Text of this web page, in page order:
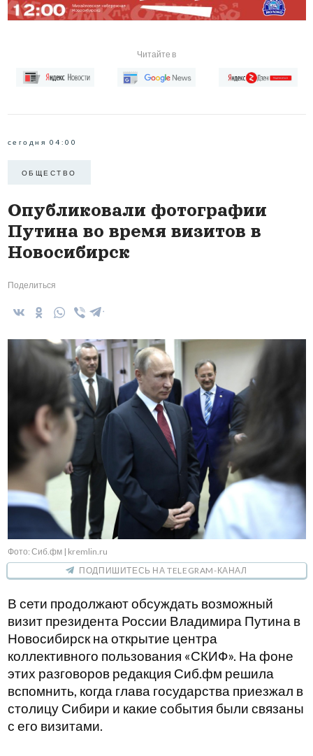
Читайте в
сегодня 04:00
ОБЩЕСТВО
Опубликовали фотографии
Путина во время визитов в
Новосибирск
Поделиться
Фото: Сиб.фм | kremlin.ru
ПОДПИШИТЕСЬ НА TELEGRAM-КАНАЛ
В сети продолжают обсуждать возможный
визит президента России Владимира Путина в
Новосибирск на открытие центра
коллективного пользования «СКИФ». На фоне
этих разговоров редакция Сиб.фм решила
вспомнить, когда глава государства приезжал в
столицу Сибири и какие события были связаны
с его визитами.